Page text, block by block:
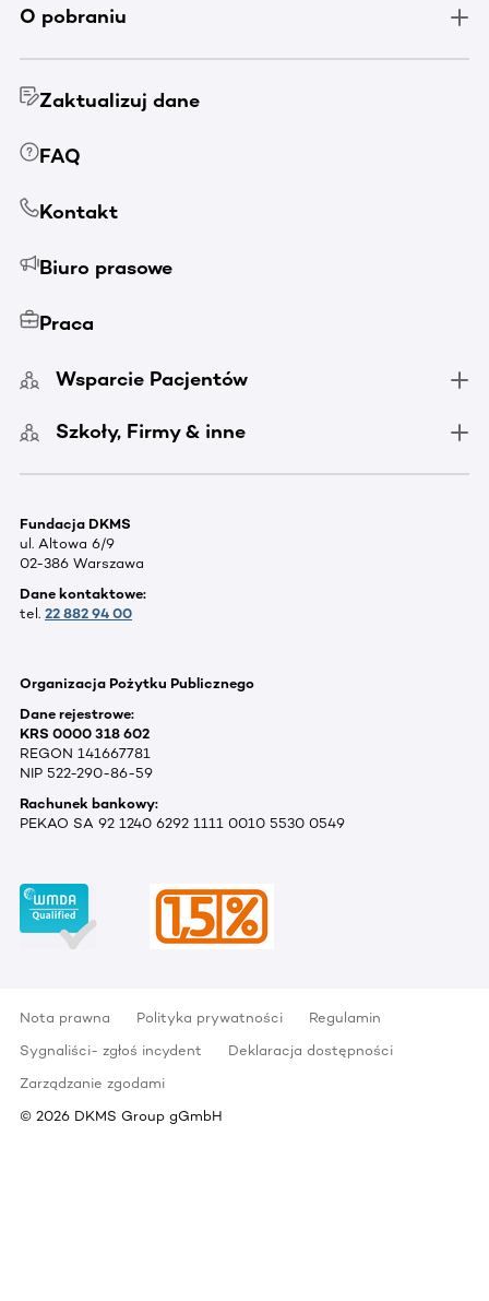
O pobraniu
Zaktualizuj dane
FAQ
Kontakt
Biuro prasowe
Praca
Wsparcie Pacjentów
Szkoły, Firmy & inne
Fundacja DKMS
ul. Altowa 6/9
02-386 Warszawa
Dane kontaktowe:
tel. 22 882 94 00
Organizacja Pożytku Publicznego
Dane rejestrowe:
KRS 0000 318 602
REGON 141667781
NIP 522-290-86-59
Rachunek bankowy:
PEKAO SA 92 1240 6292 1111 0010 5530 0549
Nota prawna Polityka prywatności
Regulamin
Sygnaliści- zgłoś incydent
Deklaracja dostępności
Zarządzanie zgodami
© 2026 DKMS Group gGmbH